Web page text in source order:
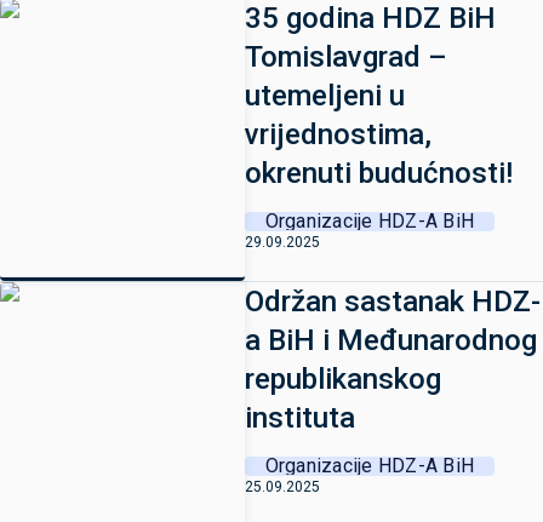
35 godina HDZ BiH
Tomislavgrad –
utemeljeni u
vrijednostima,
okrenuti budućnosti!
Organizacije HDZ-A BiH
29.09.2025
Održan sastanak HDZ-
a BiH i Međunarodnog
republikanskog
instituta
Organizacije HDZ-A BiH
25.09.2025